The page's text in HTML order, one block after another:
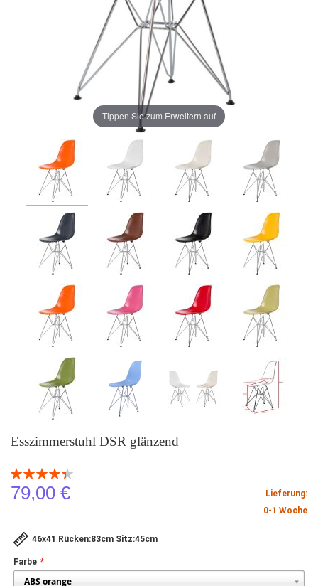
Esszimmerstuhl DSR glänzend
Bewertung:
89
% of100
79,00 €
Lieferung:
0-1 Woche
46x41 Rücken:83cm Sitz:45cm
Farbe
Tippen Sie zum Erweitern auf